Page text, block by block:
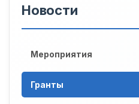
Новости
Мероприятия
Гранты